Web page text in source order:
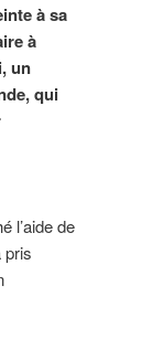
à sa
à
un
qui
l’aide de
pris